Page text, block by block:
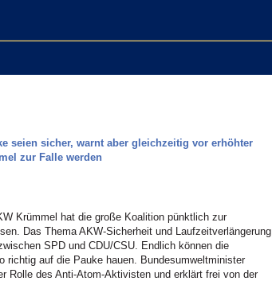
seien sicher, warnt aber gleichzeitig vor erhöhter
zur Falle werden
Krümmel hat die große Koalition pünktlich zur
Das Thema AKW-Sicherheit und Laufzeitverlängerung
SPD und CDU/CSU. Endlich können die
richtig auf die Pauke hauen. Bundesumweltminister
Rolle des Anti-Atom-Aktivisten und erklärt frei von der